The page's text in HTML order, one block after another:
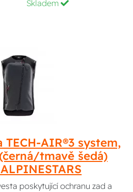
Skladem
AIR®3 system,
tmavě šedá)
poskytující ochranu zad a